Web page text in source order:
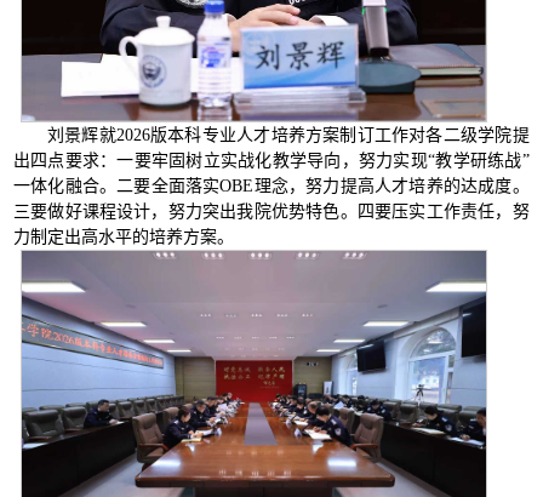
刘景辉就2026版本科专业人才培养方案制订工作对各二级学院提
出四点要求：一要牢固树立实战化教学导向，努力实现“教学研练战”
一体化融合。二要全面落实OBE理念，努力提高人才培养的达成度。
三要做好课程设计，努力突出我院优势特色。四要压实工作责任，努
力制定出高水平的培养方案。